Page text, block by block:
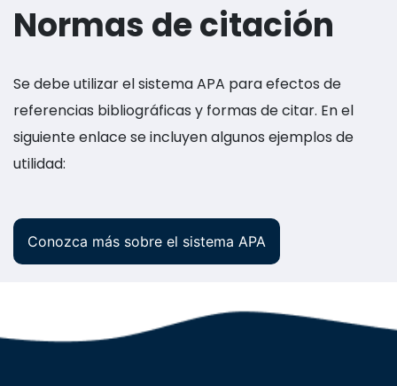
Normas de citación
Se debe utilizar el sistema APA para efectos de
referencias bibliográficas y formas de citar. En el
siguiente enlace se incluyen algunos ejemplos de
utilidad:
Conozca más sobre el sistema APA